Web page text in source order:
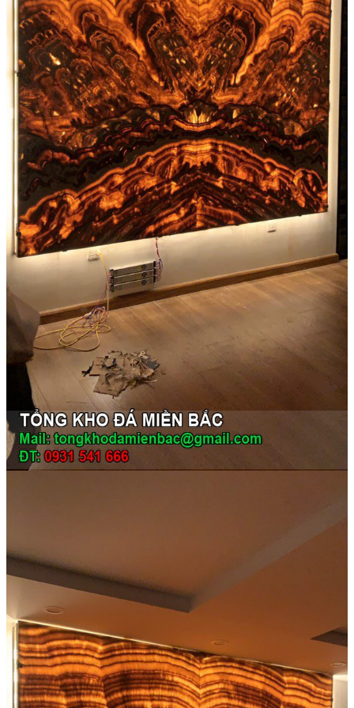
Đá Travertine
Đá Marble
Đá Marble Màu Kem
Đá Marble Màu Nâu
Đá Marble Màu Đen
Đá Marble Màu Đỏ
Đá Marble Màu Vàng
Đá Marble Màu Trắng
Đá Marble Màu Xanh
Đá Ốp
Đá Ốp Bàn Bếp Nhân Tạo​
Đá Ốp Mộ
Đá Ốp Cột
Đá Ốp Thang Máy
Đá Ốp Bếp
Đá Ốp Bếp Tự Nhiên
Tranh đá
Tranh Đá Marble Đối Xứng
Tranh Đá Granite Đối Xứng
Tranh Đá Xuyên Sáng Onyx
Đá Nội Thất
Chậu Lavabo Đá
Mặt Bàn Lavabo Đá
Đá Bàn Bếp Cao Cấp